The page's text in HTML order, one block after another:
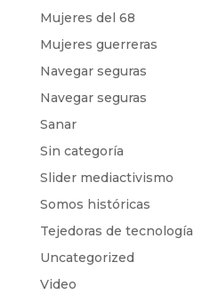
Mujeres del 68
Mujeres guerreras
Navegar seguras
Navegar seguras
Sanar
Sin categoría
Slider mediactivismo
Somos históricas
Tejedoras de tecnología
Uncategorized
Video